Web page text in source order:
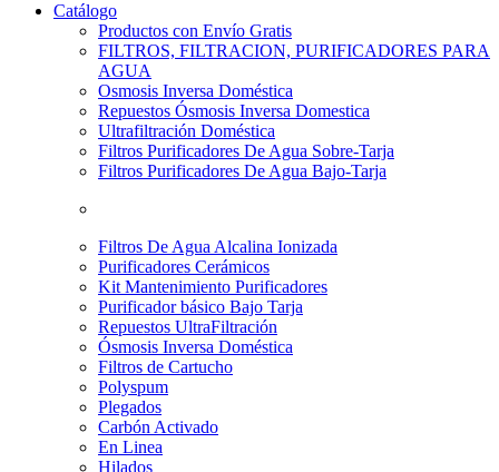
Catálogo
Productos con Envío Gratis
FILTROS, FILTRACION, PURIFICADORES PARA
AGUA
Osmosis Inversa Doméstica
Repuestos Ósmosis Inversa Domestica
Ultrafiltración Doméstica
Filtros Purificadores De Agua Sobre-Tarja
Filtros Purificadores De Agua Bajo-Tarja
Filtros De Agua Alcalina Ionizada
Purificadores Cerámicos
Kit Mantenimiento Purificadores
Purificador básico Bajo Tarja
Repuestos UltraFiltración
Ósmosis Inversa Doméstica
Filtros de Cartucho
Polyspum
Plegados
Carbón Activado
En Linea
Hilados